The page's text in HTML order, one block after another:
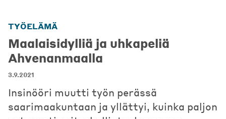
TYÖELÄMÄ
Maalaisidylliä ja uhkapeliä
Ahvenanmaalla
3.9.2021
Insinööri muutti työn perässä
saarimaakuntaan ja yllättyi, kuinka paljon